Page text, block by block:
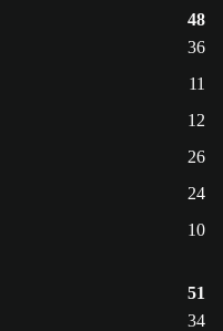
48
36
11
12
26
24
10
51
34